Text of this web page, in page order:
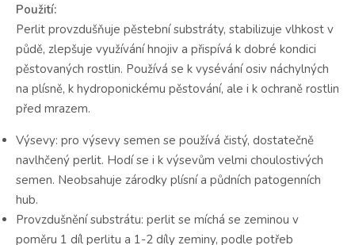
Použití:
Perlit provzdušňuje pěstební substráty, stabilizuje vlhkost v
půdě, zlepšuje využívání hnojiv a přispívá k dobré kondici
pěstovaných rostlin. Používá se k vysévání osiv náchylných
na plísně, k hydroponickému pěstování, ale i k ochraně rostlin
před mrazem.
Výsevy: pro výsevy semen se používá čistý, dostatečně
navlhčený perlit. Hodí se i k výsevům velmi choulostivých
semen. Neobsahuje zárodky plísní a půdních patogenních
hub.
Provzdušnění substrátu: perlit se míchá se zeminou v
poměru 1 díl perlitu a 1-2 díly zeminy, podle potřeb